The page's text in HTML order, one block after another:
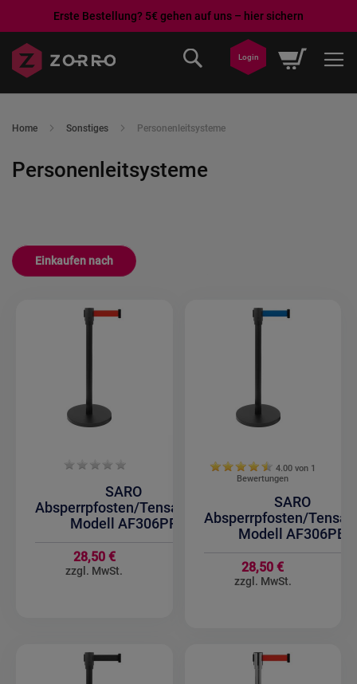
Erste Bestellung? 5€ gehen auf uns – hier sichern
zum
Mein
Login
Home Sonstiges Personenleitsysteme
Personenleitsysteme
SARO
Absperrpfosten/Tensatoren
Modell AF306PR
28,50 €
4.00 von 1
Bewertungen
SARO
Absperrpfosten/
Modell AF306PB
28,50 €
Einkaufen nach